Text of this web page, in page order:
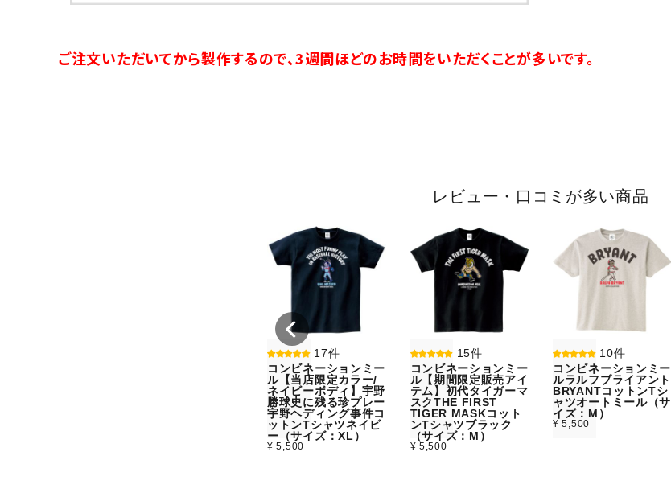
ご注文いただいてから製作するので、3週間ほどのお時間をいただくことが多いです。
レビュー・口コミが多い商品
17件
コンビネーションミー
ル【当店限定カラー/
ネイビーボディ】宇野
勝球史に残る珍プレー
宇野ヘディング事件コ
ットンTシャツネイビ
ー（サイズ：XL）
¥ 5,500
15件
コンビネーションミー
ル【期間限定販売アイ
テム】初代タイガーマ
スクTHE FIRST
TIGER MASKコット
ンTシャツブラック
（サイズ：M）
¥ 5,500
10件
コンビネーションミー
ルラルフブライアント
BRYANTコットンTシ
ャツオートミール（サ
イズ：M）
¥ 5,500